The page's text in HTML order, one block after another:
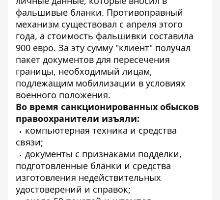
фальшивые бланки. Противоправный
механизм существовал с апреля этого
года, а стоимость фальшивки составила
900 евро. За эту сумму "клиент" получал
пакет документов для пересечения
границы, необходимый лицам,
подлежащим мобилизации в условиях
военного положения.
Во время санкционированных обысков
правоохранители изъяли:
компьютерная техника и средства
связи;
документы с признаками подделки,
подготовленные бланки и средства
изготовления недействительных
удостоверений и справок;